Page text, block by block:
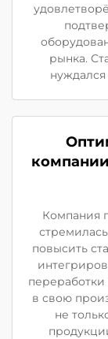
рынка.
Компания
повысить
в свою
не